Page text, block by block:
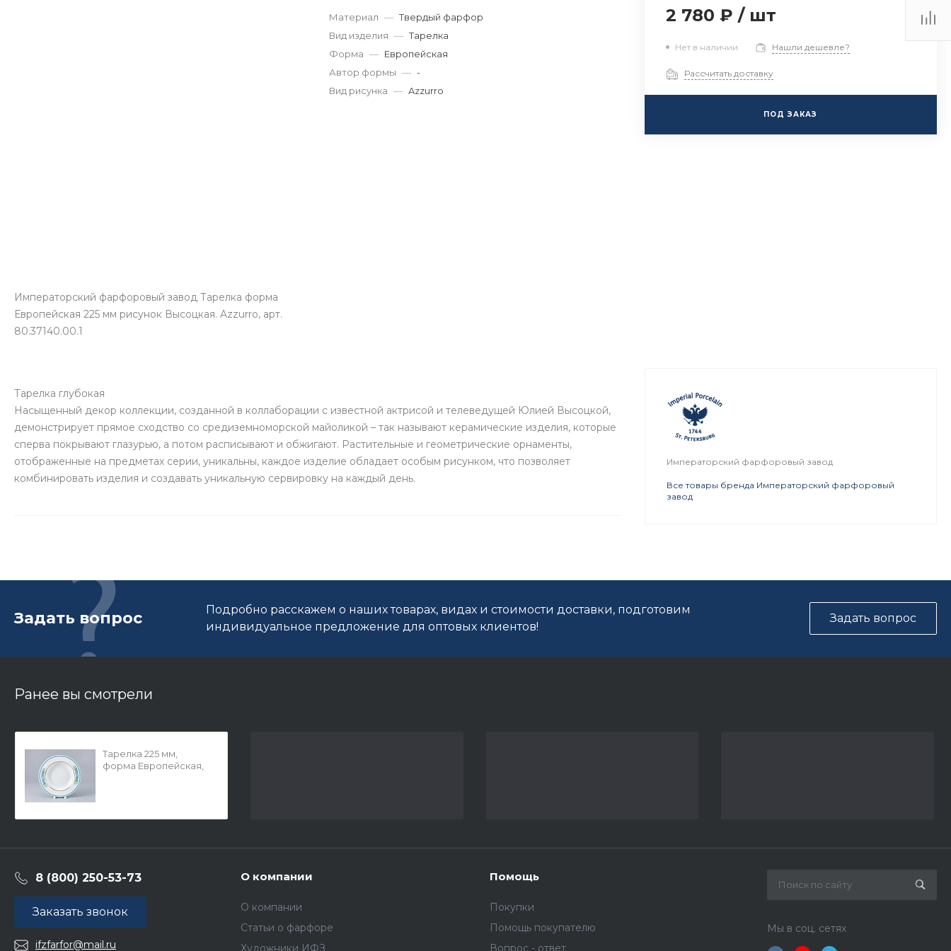
Императорский фарфоровый завод Тарелка форма
Европейская 225 мм рисунок Высоцкая. Azzurro, арт.
80.37140.00.1
Материал — Твердый фарфор
Вид изделия — Тарелка
Форма — Европейская
Автор формы — -
Вид рисунка — Azzurro
2 780 ₽ / шт
Нет в наличии Нашли дешевле?
Рассчитать доставку
ПОД ЗАКАЗ
Тарелка глубокая
Насыщенный декор коллекции, созданной в коллаборации с известной актрисой и телеведущей Юлией Высоцкой,
демонстрирует прямое сходство со средиземноморской майоликой – так называют керамические изделия, которые
сперва покрывают глазурью, а потом расписывают и обжигают. Растительные и геометрические орнаменты,
отображенные на предметах серии, уникальны, каждое изделие обладает особым рисунком, что позволяет
комбинировать изделия и создавать уникальную сервировку на каждый день.
Императорский фарфоровый завод
Все товары бренда Императорский фарфоровый
завод
Задать вопрос
Подробно расскажем о наших товарах, видах и стоимости доставки, подготовим
индивидуальное предложение для оптовых клиентов!
Задать вопрос
Ранее вы смотрели
Тарелка 225 мм,
форма Европейская,
8 (800) 250-53-73
Заказать звонок
ifzfarfor@mail.ru
О компании
О компании
Статьи о фарфоре
Художники ИФЗ
Помощь
Покупки
Помощь покупателю
Вопрос - ответ
Мы в соц. сетях